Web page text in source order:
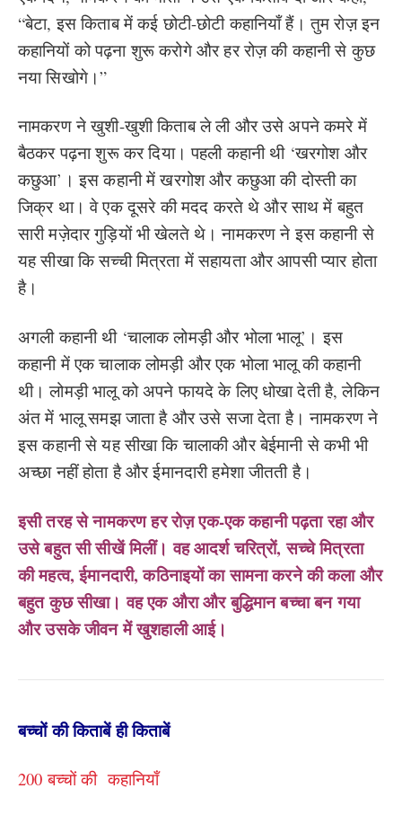
“बेटा, इस किताब में कई छोटी-छोटी कहानियाँ हैं। तुम रोज़ इन
कहानियों को पढ़ना शुरू करोगे और हर रोज़ की कहानी से कुछ
नया सिखोगे।”
नामकरण ने खुशी-खुशी किताब ले ली और उसे अपने कमरे में
बैठकर पढ़ना शुरू कर दिया। पहली कहानी थी ‘खरगोश और
कछुआ’। इस कहानी में खरगोश और कछुआ की दोस्ती का
जिक्र था। वे एक दूसरे की मदद करते थे और साथ में बहुत
सारी मज़ेदार गुड़ियों भी खेलते थे। नामकरण ने इस कहानी से
यह सीखा कि सच्ची मित्रता में सहायता और आपसी प्यार होता
है।
अगली कहानी थी ‘चालाक लोमड़ी और भोला भालू’। इस
कहानी में एक चालाक लोमड़ी और एक भोला भालू की कहानी
थी। लोमड़ी भालू को अपने फायदे के लिए धोखा देती है, लेकिन
अंत में भालू समझ जाता है और उसे सजा देता है। नामकरण ने
इस कहानी से यह सीखा कि चालाकी और बेईमानी से कभी भी
अच्छा नहीं होता है और ईमानदारी हमेशा जीतती है।
इसी तरह से नामकरण हर रोज़ एक-एक कहानी पढ़ता रहा और
उसे बहुत सी सीखें मिलीं। वह आदर्श चरित्रों, सच्चे मित्रता
की महत्व, ईमानदारी, कठिनाइयों का सामना करने की कला और
बहुत कुछ सीखा। वह एक औरा और बुद्धिमान बच्चा बन गया
और उसके जीवन में खुशहाली आई।
बच्चों की किताबें ही किताबें
200 बच्चों की कहानियाँ